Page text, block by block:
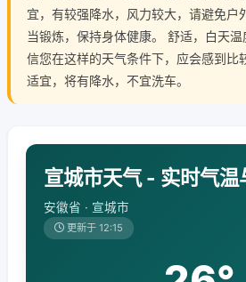
宜，有较强降水，风力较大，请避免户
当锻炼，保持身体健康。 舒适，白天
信您在这样的天气条件下，应会感到比
适宜，将有降水，不宜洗车。
宣城市天气 - 实时气温
安徽省 · 宣城市
更新于 12:15